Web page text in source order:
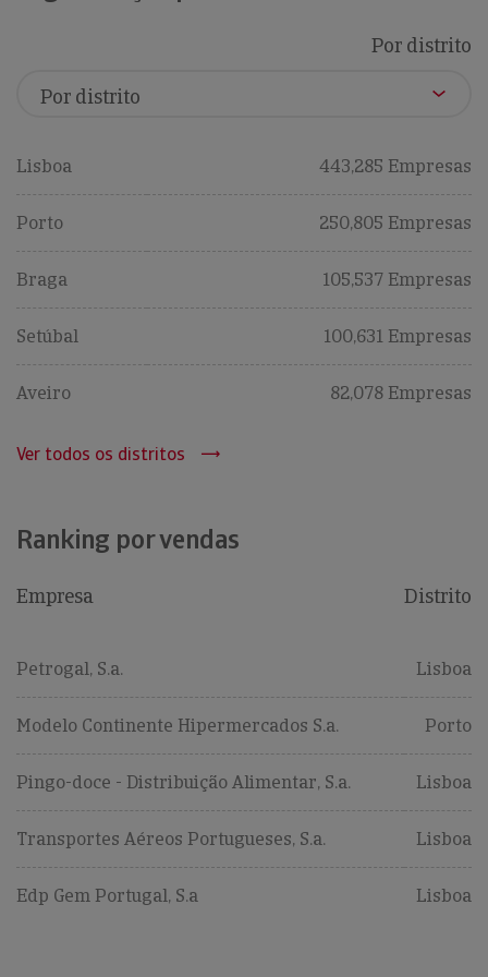
Por distrito
Lisboa 443,285 Empresas
Porto 250,805 Empresas
Braga 105,537 Empresas
Setúbal 100,631 Empresas
Aveiro 82,078 Empresas
Ver todos os distritos
Ranking por vendas
Empresa Distrito
Petrogal, S.a. Lisboa
Modelo Continente Hipermercados S.a. Porto
Pingo-doce - Distribuição Alimentar, S.a. Lisboa
Transportes Aéreos Portugueses, S.a. Lisboa
Edp Gem Portugal, S.a Lisboa